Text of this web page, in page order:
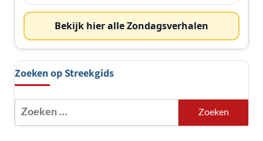
Bekijk hier alle Zondagsverhalen
Zoeken op Streekgids
Zoeken
naar: